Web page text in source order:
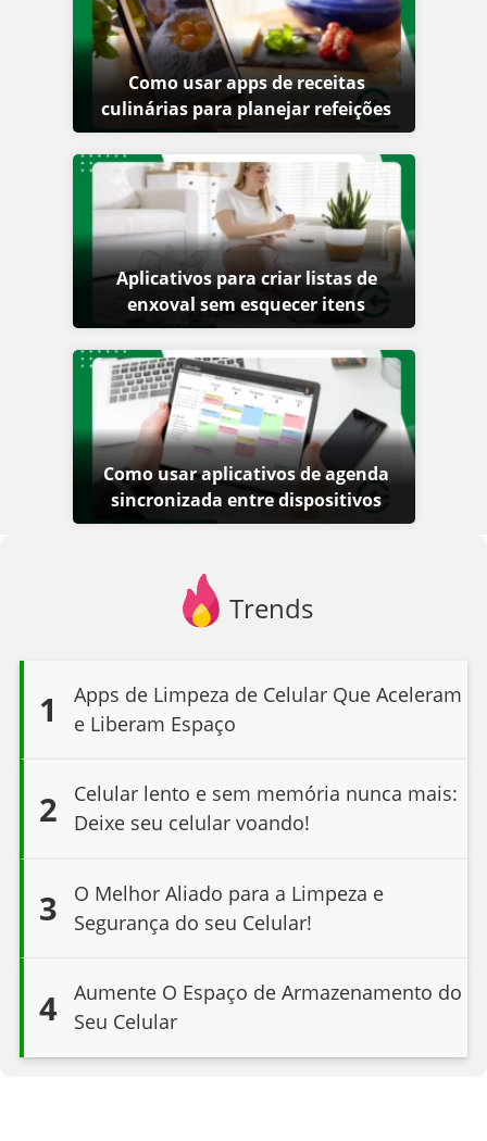
Como usar apps de receitas
culinárias para planejar refeições
Aplicativos para criar listas de
enxoval sem esquecer itens
Como usar aplicativos de agenda
sincronizada entre dispositivos
Trends
1
Apps de Limpeza de Celular Que Aceleram
e Liberam Espaço
2
Celular lento e sem memória nunca mais:
Deixe seu celular voando!
3
O Melhor Aliado para a Limpeza e
Segurança do seu Celular!
4
Aumente O Espaço de Armazenamento do
Seu Celular